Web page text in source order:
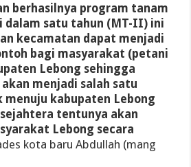
berhasilnya program tanam
dalam satu tahun (MT-II) ini
kecamatan dapat menjadi
bagi masyarakat (petani
Lebong sehingga
menjadi salah satu
kabupaten Lebong
tentunya akan
Lebong secara
kota baru Abdullah (mang